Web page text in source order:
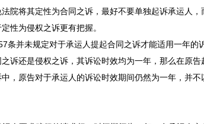
院将其定性为合同之诉，最好不要单独起诉承运人，
性为侵权之诉更有把握。
并未规定对于承运人提起合同之诉才能适用一年的
诉还是侵权之诉，其诉讼时效均为一年，那么在原告
，原告对于承运人的诉讼时效期间仍然为一年，并不